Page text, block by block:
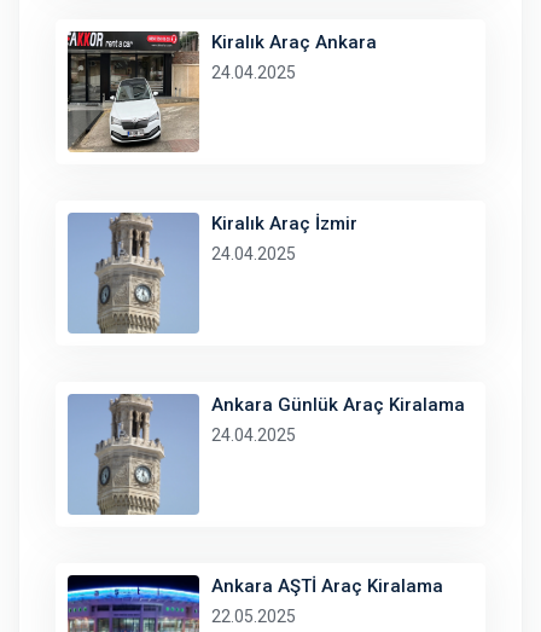
Kiralık Araç Ankara
24.04.2025
Kiralık Araç İzmir
24.04.2025
Ankara Günlük Araç Kiralama
24.04.2025
Ankara AŞTİ Araç Kiralama
22.05.2025